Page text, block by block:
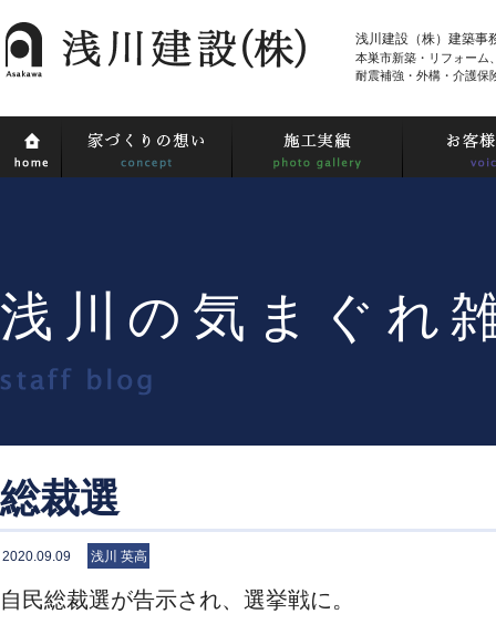
浅川建設（株）建築事
本巣市新築・リフォーム
耐震補強・外構・介護保
浅川の気まぐれ
総裁選
2020.09.09 浅川 英高
自民総裁選が告示され、選挙戦に。